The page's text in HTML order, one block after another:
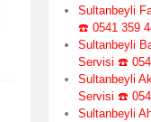
Sultanbeyli
☎️ 0541 359
Sultanbeyli
Servisi ☎️
Sultanbeyli
Servisi ☎️
Sultanbeyli